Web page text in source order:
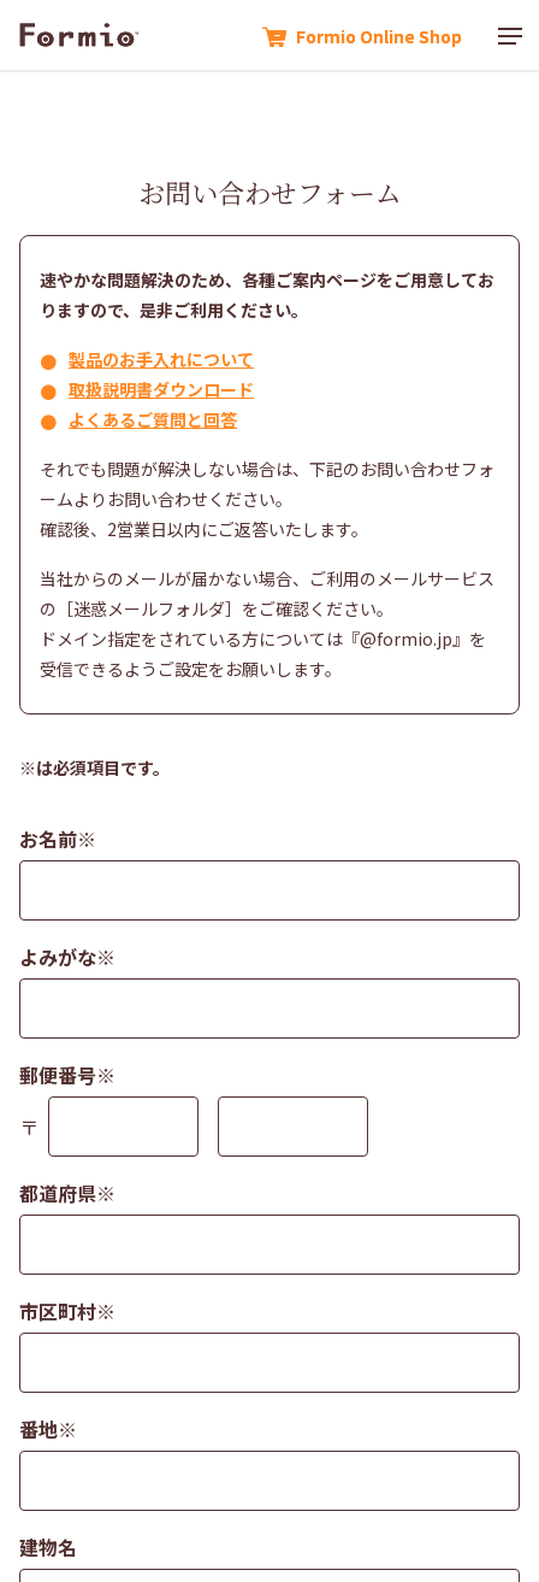
Formio Online Shop
お問い合わせフォーム
速やかな問題解決のため、各種ご案内ページをご用意してお
りますので、是非ご利用ください。
製品のお手入れについて
取扱説明書ダウンロード
よくあるご質問と回答
それでも問題が解決しない場合は、下記のお問い合わせフォ
ームよりお問い合わせください。
確認後、2営業日以内にご返答いたします。
当社からのメールが届かない場合、ご利用のメールサービス
の［迷惑メールフォルダ］をご確認ください。
ドメイン指定をされている方については『@formio.jp』を
受信できるようご設定をお願いします。
※は必須項目です。
お名前※
よみがな※
郵便番号※
〒
都道府県※
市区町村※
番地※
建物名
Formio Online Shop